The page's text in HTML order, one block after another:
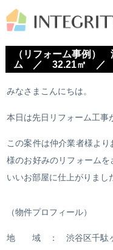
（リフォーム事例
ム ／ 32.21㎡ ／
みなさまこんにちは。
本日は先日リフォーム工事
この案件は仲介業者様よ
様のお好みのリフォーム
いいお部屋に仕上がりまし
（物件プロフィール）
地 域 ： 渋谷区千駄